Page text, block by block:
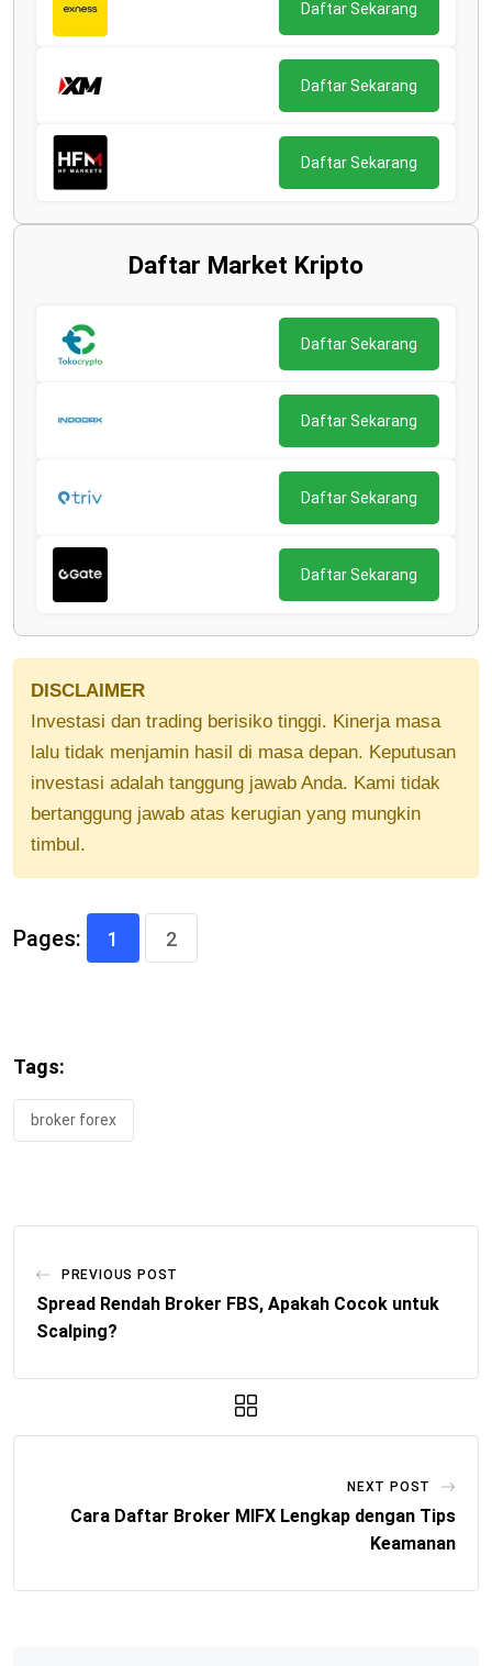
Daftar Sekarang
Daftar Sekarang
Daftar Sekarang
Daftar Market Kripto
Daftar Sekarang
Daftar Sekarang
Daftar Sekarang
Daftar Sekarang
DISCLAIMER
Investasi dan trading berisiko tinggi. Kinerja masa
lalu tidak menjamin hasil di masa depan. Keputusan
investasi adalah tanggung jawab Anda. Kami tidak
bertanggung jawab atas kerugian yang mungkin
timbul.
Pages: 1 2
Tags:
broker forex
PREVIOUS POST
Spread Rendah Broker FBS, Apakah Cocok untuk
Scalping?
NEXT POST
Cara Daftar Broker MIFX Lengkap dengan Tips
Keamanan